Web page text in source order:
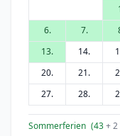
6.
7.
13.
14.
20.
21.
27.
28.
Sommerferien (43+ 2